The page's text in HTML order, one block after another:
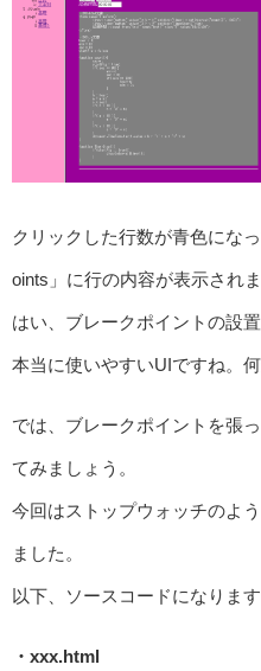
クリックした行数が青色にな
oints」に行の内容が表示されま
はい、ブレークポイントの設
本当に使いやすいUIですね。何
では、ブレークポイントを張
てみましょう。
今回はストップウォッチのよ
ました。
以下、ソースコードになります
・xxx.html